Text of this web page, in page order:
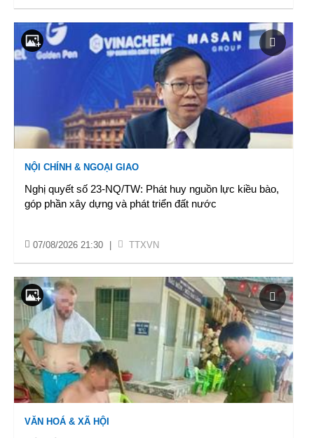
NỘI CHÍNH & NGOẠI GIAO
Nghị quyết số 23-NQ/TW: Phát huy nguồn lực kiều bào,
góp phần xây dựng và phát triển đất nước
07/08/2026 21:30 TTXVN
VĂN HOÁ & XÃ HỘI